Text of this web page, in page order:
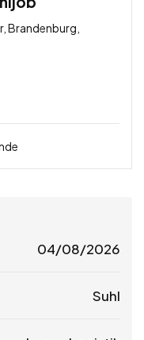
Brandenburg,
04/08/2026
Suhl